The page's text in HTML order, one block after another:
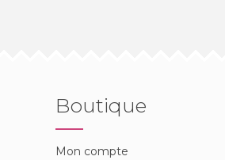
Boutique
Mon compte